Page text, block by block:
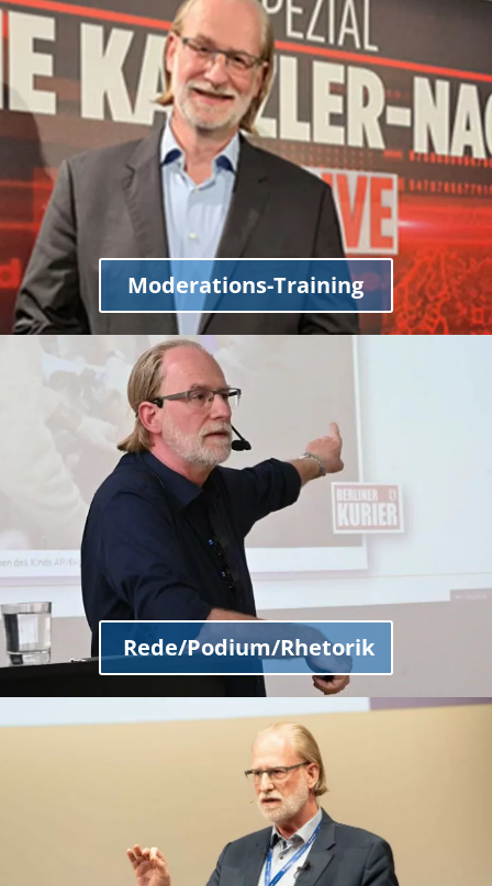
Moderations-Training
Rede/Podium/Rhetorik